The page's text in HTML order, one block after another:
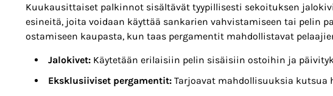
Kuukausittaiset palkinnot sisältävät tyypillisesti sekoituksen
esineitä, joita voidaan käyttää sankarien vahvistamiseen tai pelin
ostamiseen kaupasta, kun taas pergamentit mahdollistavat
Jalokivet: Käytetään erilaisiin pelin sisäisiin ostoihin ja
Eksklusiiviset pergamentit: Tarjoavat mahdollisuuksia kutsua